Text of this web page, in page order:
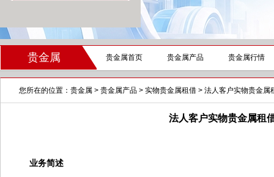
贵金属 贵金属首页 贵金属产品 贵金属行情
您所在的位置： 贵金属 > 贵金属产品 > 实物贵金属租借 > 法人客户实物贵金属
法人客户实物贵金属租
业务简述